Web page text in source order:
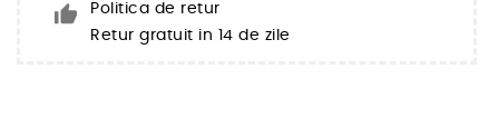
Politica de retur
Retur gratuit in 14 de zile